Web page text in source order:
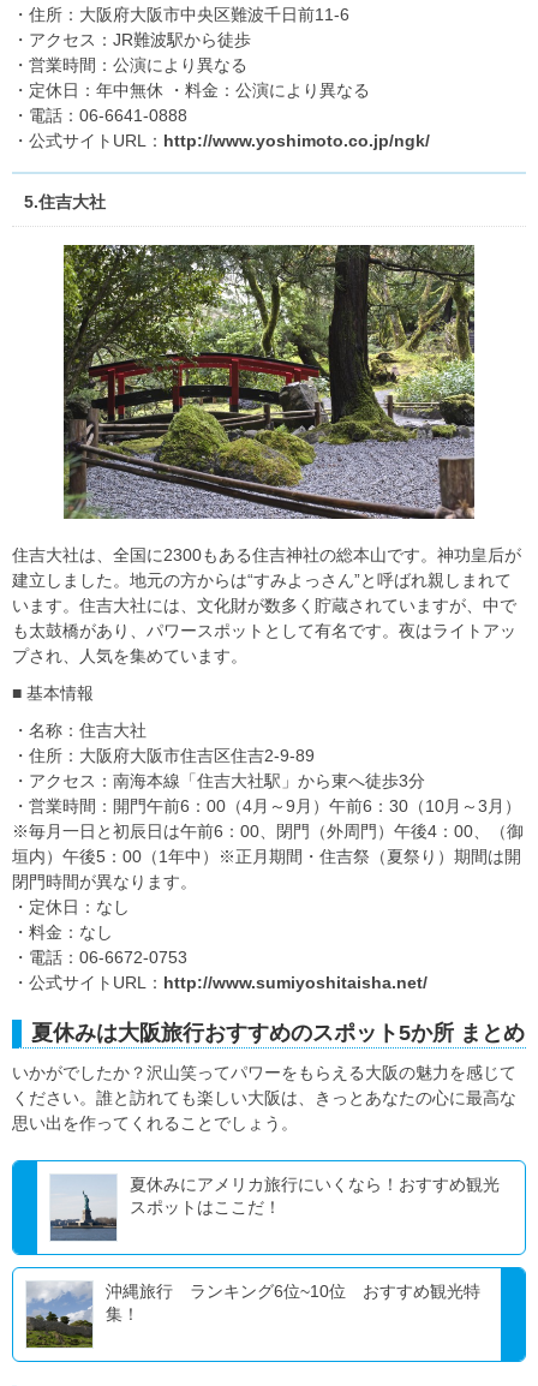
・住所：大阪府大阪市中央区難波千日前11-6
・アクセス：JR難波駅から徒歩
・営業時間：公演により異なる
・定休日：年中無休 ・料金：公演により異なる
・電話：06-6641-0888
・公式サイトURL： http://www.yoshimoto.co.jp/ngk/
5.住吉大社
住吉大社は、全国に2300もある住吉神社の総本山です。神功皇后が
建立しました。地元の方からは“すみよっさん”と呼ばれ親しまれて
います。住吉大社には、文化財が数多く貯蔵されていますが、中で
も太鼓橋があり、パワースポットとして有名です。夜はライトアッ
プされ、人気を集めています。
■ 基本情報
・名称：住吉大社
・住所：大阪府大阪市住吉区住吉2-9-89
・アクセス：南海本線「住吉大社駅」から東へ徒歩3分
・営業時間：開門午前6：00（4月～9月）午前6：30（10月～3月）
※毎月一日と初辰日は午前6：00、閉門（外周門）午後4：00、（御
垣内）午後5：00（1年中）※正月期間・住吉祭（夏祭り）期間は開
閉門時間が異なります。
・定休日：なし
・料金：なし
・電話：06-6672-0753
・公式サイトURL： http://www.sumiyoshitaisha.net/
夏休みは大阪旅行おすすめのスポット5か所 まとめ
いかがでしたか？沢山笑ってパワーをもらえる大阪の魅力を感じて
ください。誰と訪れても楽しい大阪は、きっとあなたの心に最高な
思い出を作ってくれることでしょう。
夏休みにアメリカ旅行にいくなら！おすすめ観光
スポットはここだ！
沖縄旅行 ランキング6位~10位 おすすめ観光特
集！